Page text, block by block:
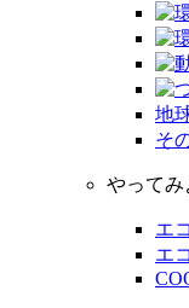
地
そ
やってみ
エ
エ